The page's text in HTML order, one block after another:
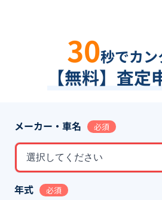
30秒でカン
【無料】査定
メーカー・車名 必須
選択してください
年式 必須